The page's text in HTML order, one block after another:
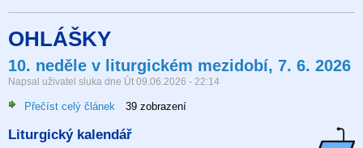
OHLÁŠKY
10. neděle v liturgickém mezidobí, 7. 6. 2026
Napsal uživatel sluka dne Út 09.06.2026 - 22:14
Přečíst celý článek
neděle
39 zobrazení
Liturgický kalendář